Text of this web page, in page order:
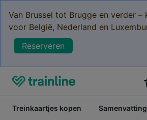
Van Brussel tot Brugge en verder
voor België, Nederland en
Reserveren
Treinkaartjes kopen